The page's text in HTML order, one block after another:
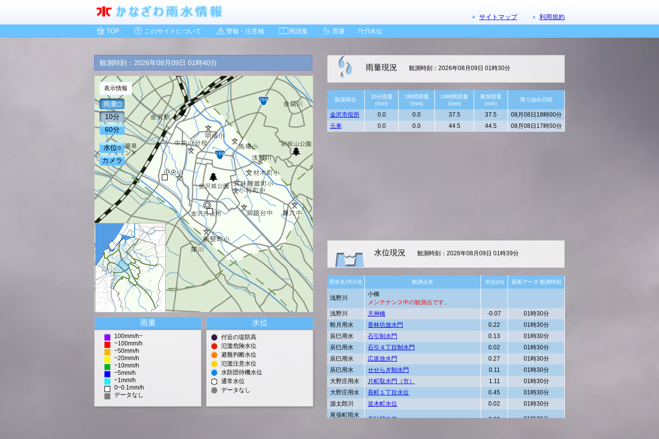
サイトマップ
利用規約
TOP
このサイトについて 警報・注意報 用語集 雨量 水位
観測時刻：2026年08月09日 01時40分
表示情報
雨量□
10分
60分
水位○
カメラ
雨量
100mm/h~
~100mm/h
~50mm/h
~20mm/h
~10mm/h
~5mm/h
~1mm/h
0~0.1mm/h
データなし
水位
付近の堤防高
氾濫危険水位
避難判断水位
氾濫注意水位
水防団待機水位
通常水位
データなし
雨量現況 観測時刻：2026年08月09日 01時30分
観測局名
10分雨量
(mm)
1時間雨量
(mm)
24時間雨量
(mm)
累加雨量
(mm)
降り始め日時
金沢市役所 0.0 0.0 37.5 37.5
08月08日18時00分
元車
0.0 0.0 44.5 44.5 08月08日17時50分
水位現況 観測時刻：2026年08月09日 01時39分
用水名/河川名 観測点名 水位(m) 最新データ 観測時刻
浅野川
小橋
メンテナンス中の観測点です。
浅野川
天神橋 -0.07
01時30分
鞍月用水
香林坊放水門 0.22
01時30分
辰巳用水
石引制水門 0.13
01時30分
辰巳用水
石引４丁目制水門 0.02
01時30分
辰巳用水
広坂放水門 0.27
01時30分
辰巳用水
せせらぎ制水門 0.11
01時30分
大野庄用水
片町取水門（市） 1.11
01時30分
大野庄用水
長町１丁目水位 0.45
01時30分
源太郎川
並木町水位 0.02
01時30分
尾張町雨水
主計町水位 0.00 01時30分